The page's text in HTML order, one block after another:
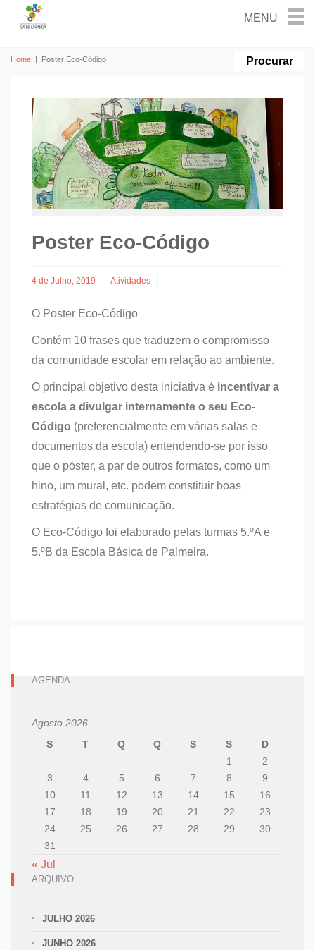
Home | Poster Eco-Código
Poster Eco-Código
4 de Julho, 2019 Atividades
O Poster Eco-Código
Contém 10 frases que traduzem o compromisso
da comunidade escolar em relação ao ambiente.
O principal objetivo desta iniciativa é incentivar a
escola a divulgar internamente o seu Eco-
Código (preferencialmente em várias salas e
documentos da escola) entendendo-se por isso
que o póster, a par de outros formatos, como um
hino, um mural, etc. podem constituir boas
estratégias de comunicação.
O Eco-Código foi elaborado pelas turmas 5.ºA e
5.ºB da Escola Básica de Palmeira.
AGENDA
Agosto 2026
S
T Q Q S S
D
1
2
3
4 5 6 7 8
9
10
11 12 13 14 15
16
17
18 19 20 21 22
23
24
25 26 27 28 29
30
31
« Jul
ARQUIVO
JULHO 2026
JUNHO 2026